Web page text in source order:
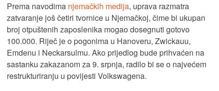
Prema navodima njemačkih medija, uprava razmatra
zatvaranje još četiri tvornice u Njemačkoj, čime bi ukupan
broj otpuštenih zaposlenika mogao dosegnuti gotovo
100.000. Riječ je o pogonima u Hanoveru, Zwickauu,
Emdenu i Neckarsulmu. Ako prijedlog bude prihvaćen na
sastanku zakazanom za 9. srpnja, radilo bi se o najvećem
restrukturiranju u povijesti Volkswagena.